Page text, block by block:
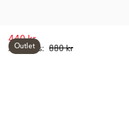
Anb. Pris: 880 kr
440 kr
Outlet